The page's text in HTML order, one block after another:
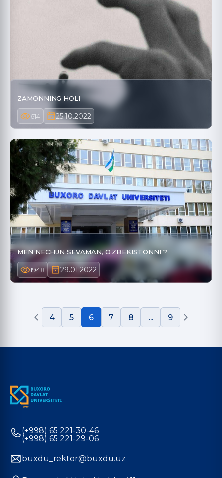
ZAMONNING HOLI
614 25.10.2022
MEN NECHUN SEVAMAN, O‘ZBEKISTONNI ?
1948 29.01.2022
4 5 6 7 8 ... 9
(+998) 65 221-30-46
(+998) 65 221-29-06
buxdu_rektor@buxdu.uz